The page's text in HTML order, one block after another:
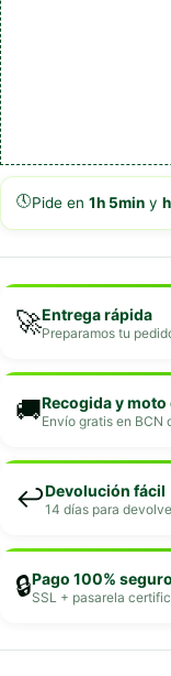
🕔Pide en 1h 5min y
🚀Entrega rápida
Preparamos tu
🚚Recogida y moto
Envío gratis en BCN
↩️Devolución fácil
14 días para
🔒Pago 100% seguro
SSL + pasarela